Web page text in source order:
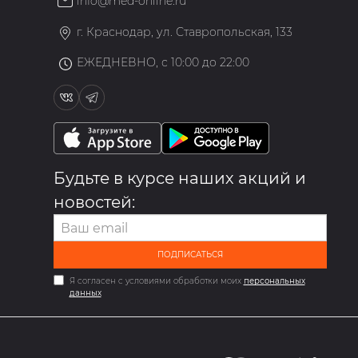
г. Краснодар, ул. Ставропольская, 133
ЕЖЕДНЕВНО, с 10:00 до 22:00
Будьте в курсе наших акций и
новостей:
ПОДПИСАТЬСЯ
Я согласен с условиями обработки моих персональных
данных